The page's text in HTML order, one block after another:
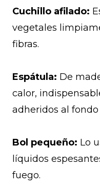
Cuchillo afilado:
vegetales
fibras.
Espátula: De
calor,
adheridos al
Bol pequeño: Lo
líquidos
fuego.